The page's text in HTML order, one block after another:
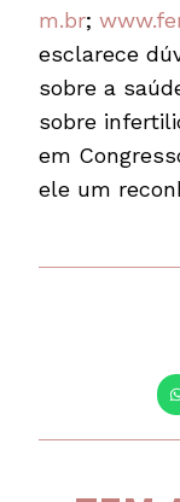
m.br;
esclarece
sobre a
sobre
em
ele um